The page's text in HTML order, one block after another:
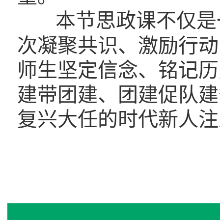
本节思政课不仅
次凝聚共识、激励行
师生坚定信念、铭记
建带团建、团建促队
复兴大任的时代新人